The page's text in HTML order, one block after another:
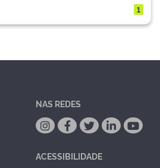
1
NAS REDES
ACESSIBILIDADE